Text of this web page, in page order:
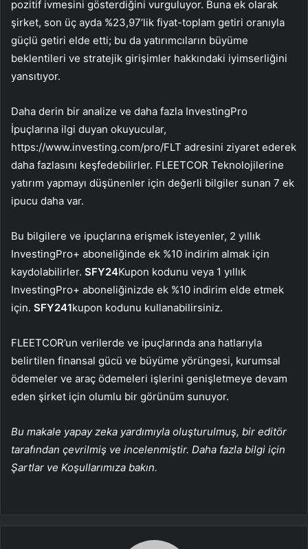
pozitif ivmesini gösterdiğini vurguluyor. Buna ek olarak
şirket, son üç ayda %23,97’lik fiyat-toplam getiri oranıyla
güçlü getiri elde etti; bu da yatırımcıların büyüme
beklentileri ve stratejik girişimler hakkındaki iyimserliğini
yansıtıyor.
Daha derin bir analize ve daha fazla InvestingPro
İpuçlarına ilgi duyan okuyucular,
https://www.investing.com/pro/FLT adresini ziyaret ederek
daha fazlasını keşfedebilirler. FLEETCOR Teknolojilerine
yatırım yapmayı düşünenler için değerli bilgiler sunan 7 ek
ipucu daha var.
Bu bilgilere ve ipuçlarına erişmek isteyenler, 2 yıllık
InvestingPro+ aboneliğinde ek %10 indirim almak için
kaydolabilirler. SFY24Kupon kodunu veya 1 yıllık
InvestingPro+ aboneliğinizde ek %10 indirim elde etmek
için. SFY241kupon kodunu kullanabilirsiniz.
FLEETCOR’un verilerde ve ipuçlarında ana hatlarıyla
belirtilen finansal gücü ve büyüme yörüngesi, kurumsal
ödemeler ve araç ödemeleri işlerini genişletmeye devam
eden şirket için olumlu bir görünüm sunuyor.
Bu makale yapay zeka yardımıyla oluşturulmuş, bir editör
tarafından çevrilmiş ve incelenmiştir. Daha fazla bilgi için
Şartlar ve Koşullarımıza bakın.